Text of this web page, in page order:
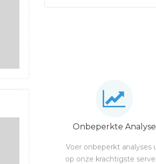
Onbeperkte Analyse
Voer onbeperkt analyses
op onze krachtigste